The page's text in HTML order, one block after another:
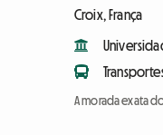
Croix, França
A morada exata